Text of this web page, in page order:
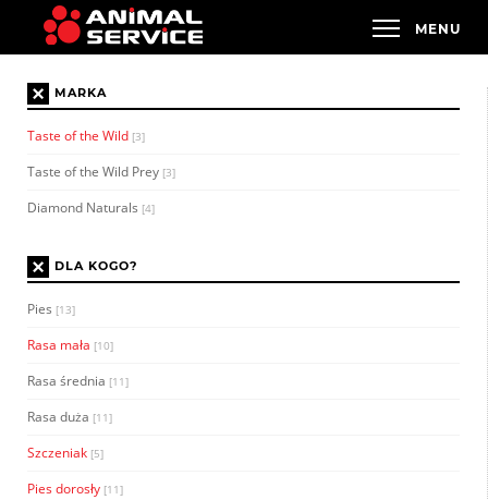
× MARKA
Taste of the Wild [3]
Taste of the Wild Prey [3]
Diamond Naturals [4]
× DLA KOGO?
Pies [13]
Rasa mała [10]
Rasa średnia [11]
Rasa duża [11]
Szczeniak [5]
Pies dorosły [11]